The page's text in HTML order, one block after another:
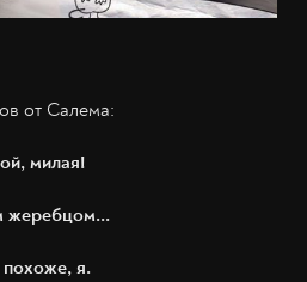
от Салема:
милая!
жеребцом...
похоже, я.